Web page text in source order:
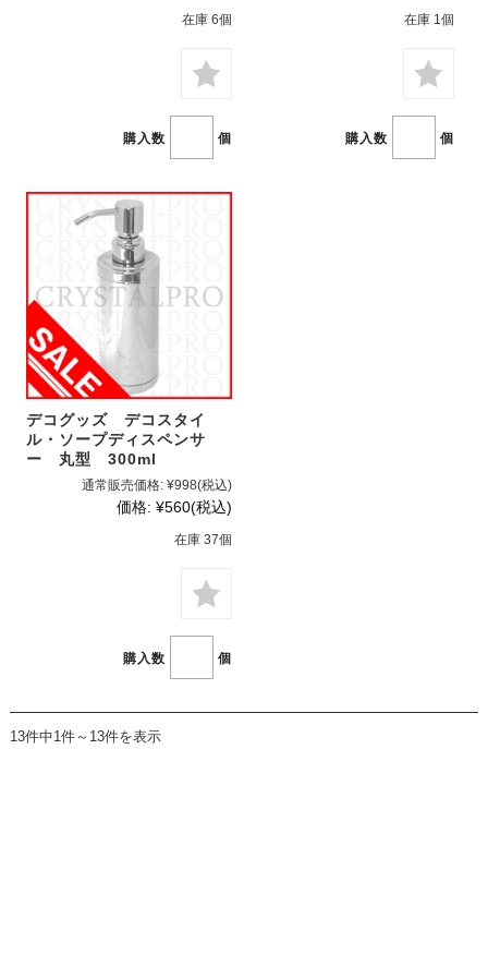
在庫 6個
購入数 個
在庫 1個
購入数 個
デコグッズ デコスタイ
ル・ソープディスペンサ
ー 丸型 300ml
通常販売価格: ¥998(税込)
価格: ¥560(税込)
在庫 37個
購入数 個
13件中1件～13件を表示